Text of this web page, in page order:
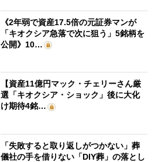
《2年弱で資産17.5倍の元証券マンが
「キオクシア急落で次に狙う」5銘柄を
公開》10…
【資産11億円マック・チェリーさん厳
選「キオクシア・ショック」後に大化
け期待4銘…
「失敗すると取り返しがつかない」葬
儀社の手を借りない「DIY葬」の落とし